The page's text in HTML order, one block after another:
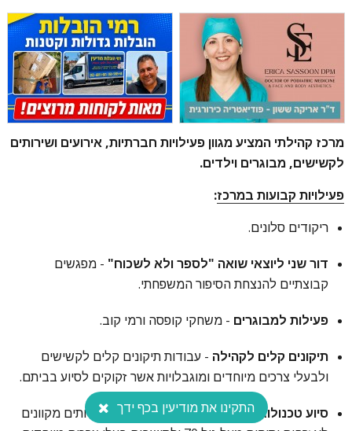
מרכז קהילתי המציע מגוון פעילויות חברתיות, אירועים ושירותים
לקשישים, מבוגרים וילדים.
פעילויות קבועות במרכז:
ריקודים סלונים.
דור שני ליוצאי שואה "לספר ולא לשכוח" - מפגשים
קבוצתיים להנצחת הסיפור המשפחתי.
פעילות למבוגרים - משחקי קופסה ורמי קוב.
תיקונים קלים לקהילה - עבודות תיקונים קלים לקשישים
ולבעלי צרכים מיוחדים ומוגבלויות אשר זקוקים לסיוע בביתם.
סיוע טכנולוגי עד הבית לאזרחים ותיקים
- שירותים מקוונים התקינו את מודיעין בכף ידך